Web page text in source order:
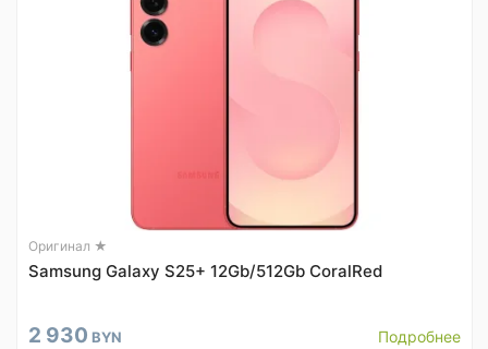
Оригинал ★
Samsung Galaxy S25+ 12Gb/512Gb CoralRed
2 930 BYN Подробнее